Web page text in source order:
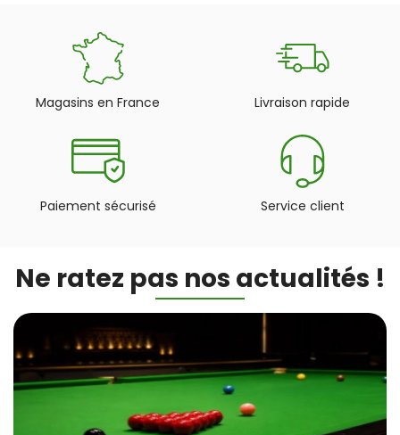
Magasins en France Livraison rapide
Paiement sécurisé Service client
Ne ratez pas nos actualités !